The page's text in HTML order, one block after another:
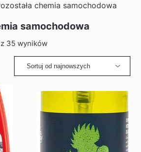
chemia samochodowa
samochodowa
35 wynikówSorted
latest